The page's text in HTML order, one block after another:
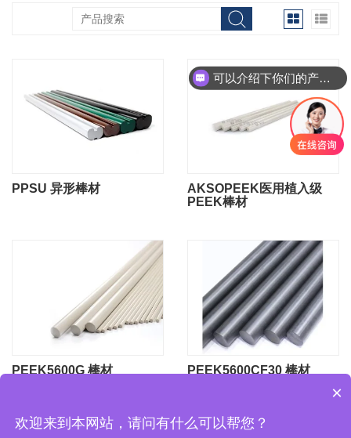
PPSU 异形棒材
AKSOPEEK医用植入级
PEEK棒材
PEEK5600G 棒材 PEEK5600CF30 棒材
CopyRight © 2025 常州君华医疗科技有限公司
可以介绍下你们的产品么
×
欢迎来到本网站，请问有什么可以帮您？